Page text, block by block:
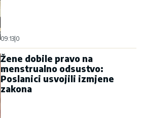
09:13 0
Žene dobile pravo na
menstrualno odsustvo:
Poslanici usvojili izmjene
zakona